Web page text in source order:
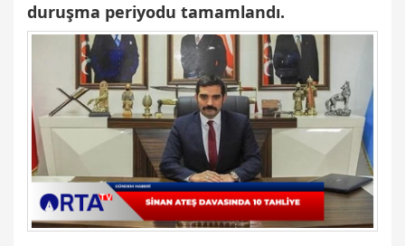
duruşma periyodu tamamlandı.